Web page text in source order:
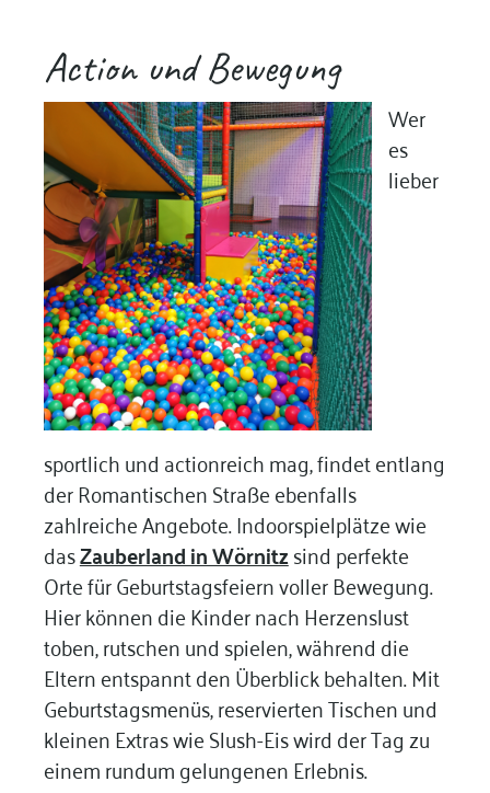
Action und Bewegung
Wer
es
lieber
sportlich und actionreich mag, findet entlang
der Romantischen Straße ebenfalls
zahlreiche Angebote. Indoorspielplätze wie
dasZauberland in Wörnitzsind perfekte
Orte für Geburtstagsfeiern voller Bewegung.
Hier können die Kinder nach Herzenslust
toben, rutschen und spielen, während die
Eltern entspannt den Überblick behalten. Mit
Geburtstagsmenüs, reservierten Tischen und
kleinen Extras wie Slush-Eis wird der Tag zu
einem rundum gelungenen Erlebnis.